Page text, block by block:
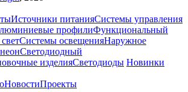
Источники питанияСистемы управления
профилиФункциональный
Системы освещенияНаружное
Светодиодный
изделияСветодиоды Новинки
НовостиПроекты